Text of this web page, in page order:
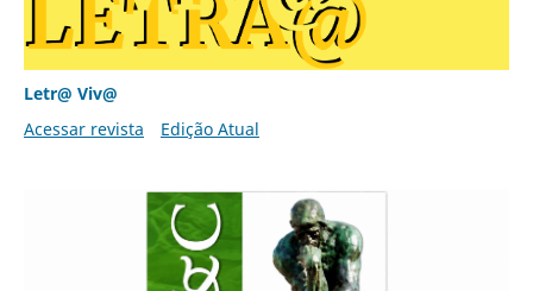
Letr@ Viv@
Acessar revista
Edição Atual